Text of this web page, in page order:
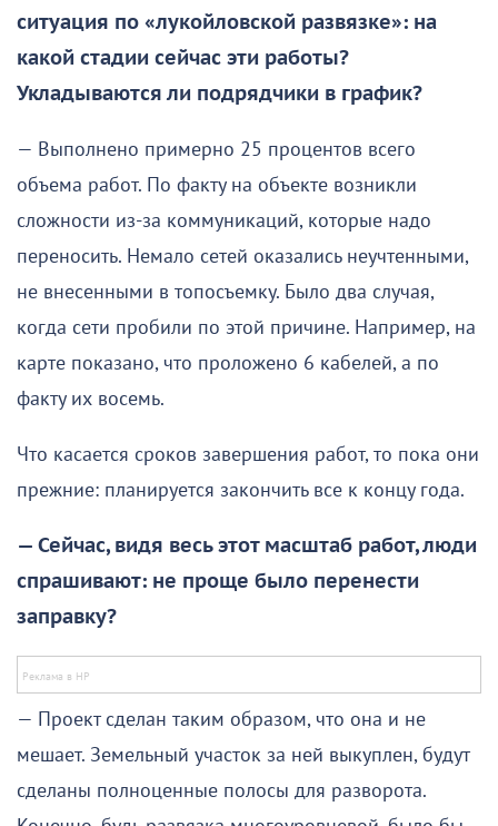
ситуация по «лукойловской развязке»: на
какой стадии сейчас эти работы?
Укладываются ли подрядчики в график?
— Выполнено примерно 25 процентов всего
объема работ. По факту на объекте возникли
сложности из-за коммуникаций, которые надо
переносить. Немало сетей оказались неучтенными,
не внесенными в топосъемку. Было два случая,
когда сети пробили по этой причине. Например, на
карте показано, что проложено 6 кабелей, а по
факту их восемь.
Что касается сроков завершения работ, то пока они
прежние: планируется закончить все к концу года.
— Сейчас, видя весь этот масштаб работ, люди
спрашивают: не проще было перенести
заправку?
— Проект сделан таким образом, что она и не
мешает. Земельный участок за ней выкуплен, будут
сделаны полноценные полосы для разворота.